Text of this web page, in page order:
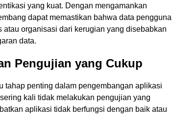
yang kuat. Dengan mengamankan
dapat memastikan bahwa data pengguna
organisasi dari kerugian yang disebabkan
data.
Pengujian yang Cukup
tahap penting dalam pengembangan aplikasi
kali tidak melakukan pengujian yang
aplikasi tidak berfungsi dengan baik atau